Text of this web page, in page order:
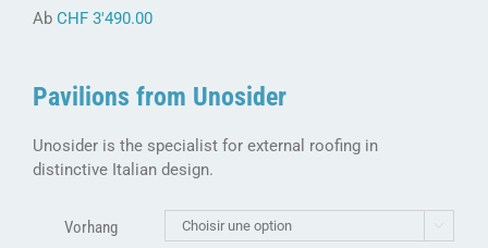
Ab CHF 3'490.00
Pavilions from Unosider
Unosider is the specialist for external roofing in
distinctive Italian design.
Vorhang 